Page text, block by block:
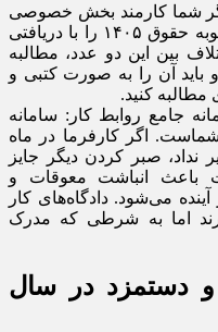
شما کارمند بخش خصوصی
یا کارگر هستید، همین حالا مصوبه حقوق ۱۴۰۵ را با دریافتی
بین این دو عدد، مطالبه
آن را به صورت کتبی و
کنید.
جامع روابط کار: سامانه
شماست. اگر کارفرما در ماه
نداد، صبر کردن دیگر جایز
باعث انباشت معوقات و
می‌شود. دادگاه‌های کار
اما به شرطی که مدرک
و دستمزد در سال